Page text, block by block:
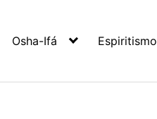
Osha-Ifá Espiritismo